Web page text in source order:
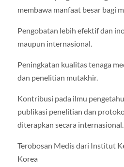
membawa manfaat besar bagi
Pengobatan lebih efektif dan
maupun internasional.
Peningkatan kualitas tenaga
dan penelitian mutakhir.
Kontribusi pada ilmu
publikasi penelitian dan
diterapkan secara internasional.
Terobosan Medis dari Institut
Korea